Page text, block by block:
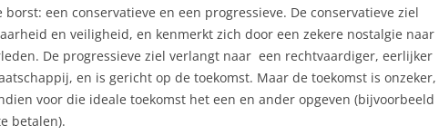
een conservatieve en een progressieve. De conservatieve ziel
en veiligheid, en kenmerkt zich door een zekere nostalgie naar
De progressieve ziel verlangt naar een rechtvaardiger, eerlijker
en is gericht op de toekomst. Maar de toekomst is onzeker,
voor die ideale toekomst het een en ander opgeven (bijvoorbeeld
betalen).